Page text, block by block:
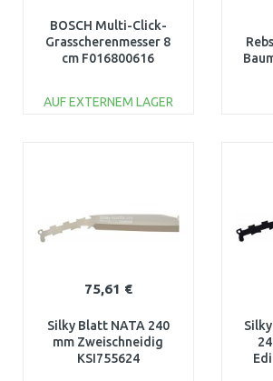
BOSCH Multi-Click-
Grasscherenmesser 8
cm F016800616
AUF EXTERNEM LAGER
75,61 €
Silky Blatt NATA 240
mm Zweischneidig
KSI755624